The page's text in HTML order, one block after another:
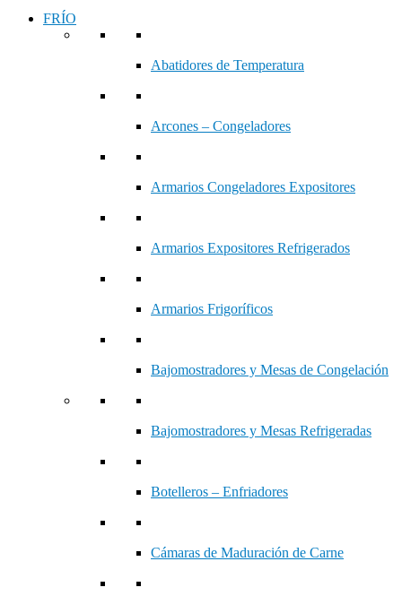
FRÍO
Abatidores de Temperatura
Arcones – Congeladores
Armarios Congeladores Expositores
Armarios Expositores Refrigerados
Armarios Frigoríficos
Bajomostradores y Mesas de Congelación
Bajomostradores y Mesas Refrigeradas
Botelleros – Enfriadores
Cámaras de Maduración de Carne